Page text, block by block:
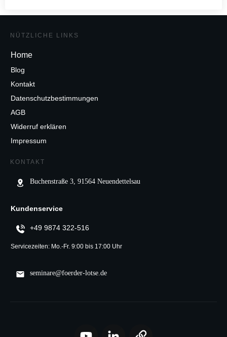
NÜTZLICHE LINKS
Home
Blog
Kontakt
Datenschutzbestimmungen
AGB
Widerruf erklären
Impressum
KONTAKT
Buchenstraße 3, 91564 Neuendettelsau
Kundenservice
+49 9874 322-516
Servicezeiten: Mo.-Fr. 9:00 bis 17:00 Uhr
seminare@foerder-lotse.de